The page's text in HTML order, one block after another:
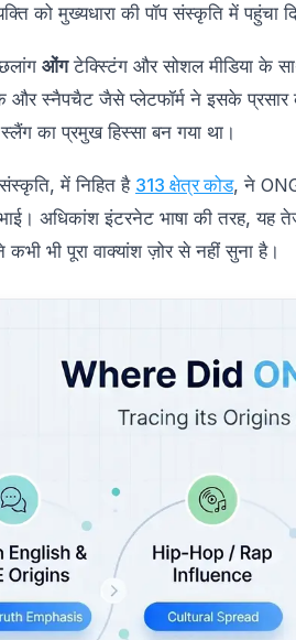
को मुख्यधारा की पॉप संस्कृति में पहुंचा
ओंगटेक्स्टिंग और सोशल मीडिया के
और स्नैपचैट जैसे प्लेटफॉर्म ने इसके
का प्रमुख हिस्सा बन गया था।
में निहित है 313 क्षेत्र कोड, ने
अधिकांश इंटरनेट भाषा की तरह,
भी पूरा वाक्यांश ज़ोर से नहीं सुना है।